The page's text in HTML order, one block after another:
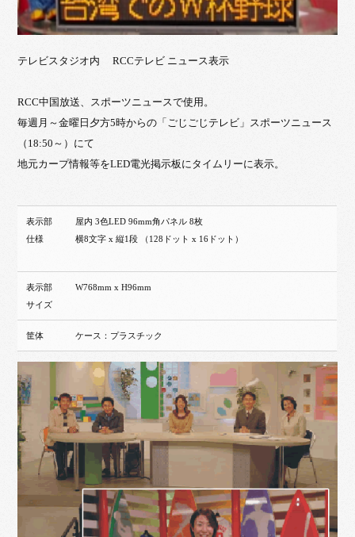
テレビスタジオ内 RCCテレビ ニュース表示
RCC中国放送、スポーツニュースで使用。
毎週月～金曜日夕方5時からの「ごじごじテレビ」スポーツニュース
（18:50～）にて
地元カープ情報等をLED電光掲示板にタイムリーに表示。
表示部
仕様
屋内 3色LED 96mm角パネル 8枚
横8文字 x 縦1段 （128ドット x 16ドット）
表示部
サイズ
W768mm x H96mm
筐体 ケース：プラスチック